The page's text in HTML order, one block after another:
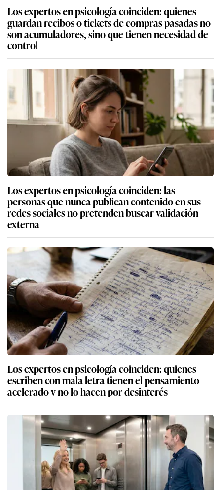
Los expertos en psicología coinciden: quienes
guardan recibos o tickets de compras pasadas no
son acumuladores, sino que tienen necesidad de
control
Los expertos en psicología coinciden: las
personas que nunca publican contenido en sus
redes sociales no pretenden buscar validación
externa
Los expertos en psicología coinciden: quienes
escriben con mala letra tienen el pensamiento
acelerado y no lo hacen por desinterés